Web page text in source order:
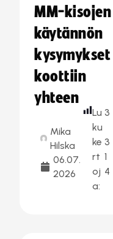
MM-kisojen
käytännön
kysymykset
koottiin
yhteen
Mika
Hilska
06.07.
2026
Lu
ku
ke
rt
oj
a:
3
3
1
4